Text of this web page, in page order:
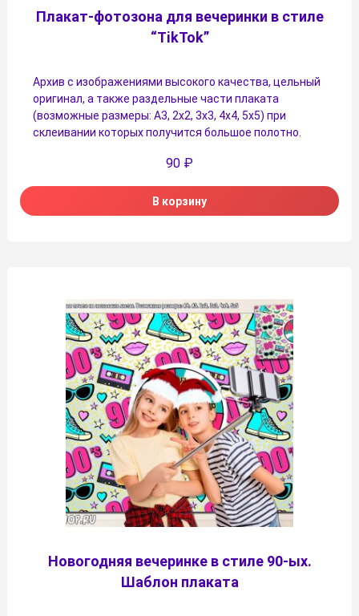
Плакат-фотозона для вечеринки в стиле
“TikTok”
Архив с изображениями высокого качества, цельный
оригинал, а также раздельные части плаката
(возможные размеры: А3, 2х2, 3х3, 4х4, 5х5) при
склеивании которых получится большое полотно.
90 ₽
В корзину
Новогодняя вечеринке в стиле 90-ых.
Шаблон плаката